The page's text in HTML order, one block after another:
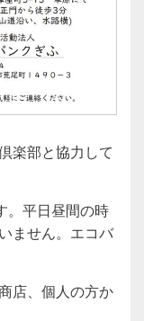
楽部と協力して
。平日昼間の時
ません。エコバ
店、個人の方か